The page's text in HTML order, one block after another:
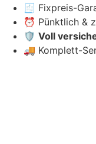
🧾 Fixpreis-
⏰ Pünktlich &
🛡️ Voll
🚚 Komplett-